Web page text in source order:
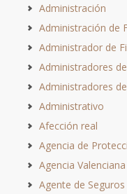
Administración
Administración de
Administrador de
Administradores
Administradores
Administrativo
Afección real
Agencia de
Agencia
Agente de Seguros